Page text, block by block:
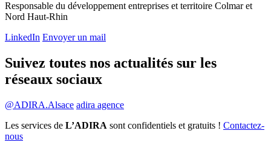
Responsable du développement entreprises et territoire Colmar et
Nord Haut-Rhin
LinkedIn Envoyer un mail
Suivez toutes nos actualités sur les
réseaux sociaux
@ADIRA.Alsace adira agence
Les services de L’ADIRA sont confidentiels et gratuits ! Contactez-
nous